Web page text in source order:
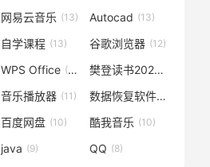
网易云音乐 (13) Autocad (13)
自学课程 (13) 谷歌浏览器 (12)
WPS Office (12) 樊登读书2020
音乐播放器 (11) 数据恢复软件(11)
百度网盘 (10) 酷我音乐 (10)
(10)
java (9) QQ (8)